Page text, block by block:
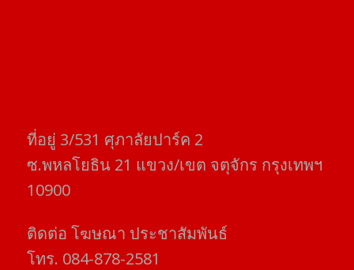
ที่อยู่​ 3/531​ ศุภาลัยปาร์ค​ 2
ซ.พหลโยธิน​ 21​ แขวง/เขต​ จตุจักร​ กรุงเทพฯ
10900
ติดต่อ​ โฆษณา​ ประชาสัมพันธ์
โทร​. 084-878-2581